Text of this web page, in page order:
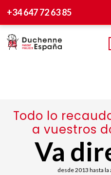
+34 647 72 63 85
Todo lo
a vuestros
Va
desde 2013 hasta la